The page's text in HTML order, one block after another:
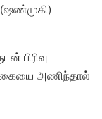
(ஷண்முகி)
பிரிவு
அணிந்தால்